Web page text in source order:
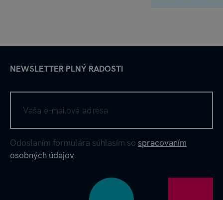
NEWSLETTER PLNÝ RADOSTI
Odoslaním formulára súhlasím so spracovaním
osobných údajov.